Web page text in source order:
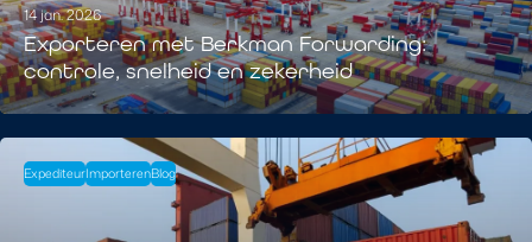
14 jan. 2026
Exporteren met Berkman Forwarding:
controle, snelheid en zekerheid
ExpediteurImporterenBlog